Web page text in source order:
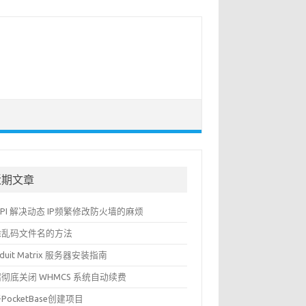
文章
解决动态 IP频繁修改防火墙的麻烦
码文件名的方法
Matrix 服务器安装指南
底关闭 WHMCS 系统自动续费
创建项目